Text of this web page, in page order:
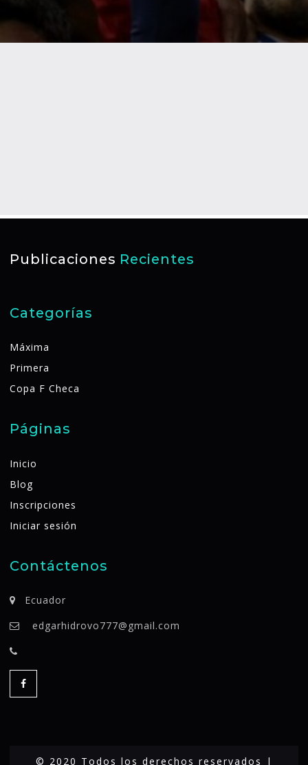
Publicaciones Recientes
Categorías
Máxima
Primera
Copa F Checa
Páginas
Inicio
Blog
Inscripciones
Iniciar sesión
Contáctenos
Ecuador
edgarhidrovo777@gmail.com
© 2020 Todos los derechos reservados |